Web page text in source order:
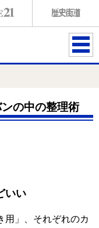
ME
の中の整理術
いい
用」、それぞれのカ